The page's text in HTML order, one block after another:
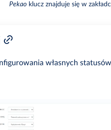
Pekao klucz znajduje się w
własnych